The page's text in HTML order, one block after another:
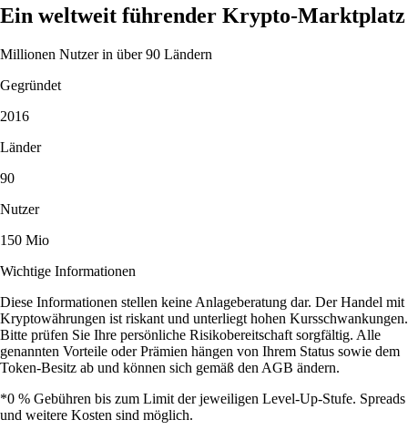
Ein weltweit führender Krypto-Marktplatz
Millionen Nutzer in über 90 Ländern
Gegründet
2016
Länder
90
Nutzer
150 Mio
Wichtige Informationen
Diese Informationen stellen keine Anlageberatung dar. Der Handel mit
Kryptowährungen ist riskant und unterliegt hohen Kursschwankungen.
Bitte prüfen Sie Ihre persönliche Risikobereitschaft sorgfältig. Alle
genannten Vorteile oder Prämien hängen von Ihrem Status sowie dem
Token-Besitz ab und können sich gemäß den AGB ändern.
*0 % Gebühren bis zum Limit der jeweiligen Level-Up-Stufe. Spreads
und weitere Kosten sind möglich.